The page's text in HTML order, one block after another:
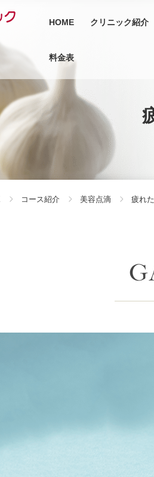
HOME クリニック紹介
料金表
コース紹介 美容点滴 疲れ